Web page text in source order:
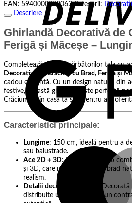
cu
Brad,
și
Măceșe
EAN: 5940000238063 Categorii:
Descriere
Ghirlandă Decorativă de
Ferigă și Măceșe –
Completează decorul sărbătorilor tale cu
Decorativă de Crăciun cu Brad, Ferigă și
cadou elegantă. Cu un design natural din
festive, această ghirlandă este perfectă
Crăciunului în casa ta sau pentru a fi
Caracteristici principale:
Lungime: 150 cm, ideală pentru a
sau balustrade.
Ace 2D + 3D: Realizată dintr-o
și 3D, care imită perfect un brad
realism.
Detalii decorative festive
:
distribuite uniform, pentru un